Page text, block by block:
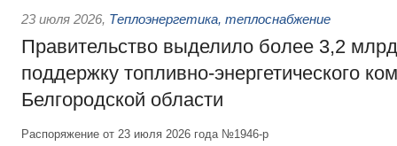
23 июля 2026, Теплоэнергетика, теплоснабжение
Правительство выделило более 3,2
поддержку топливно-энергетического
Белгородской области
Распоряжение от 23 июля 2026 года №1946-р